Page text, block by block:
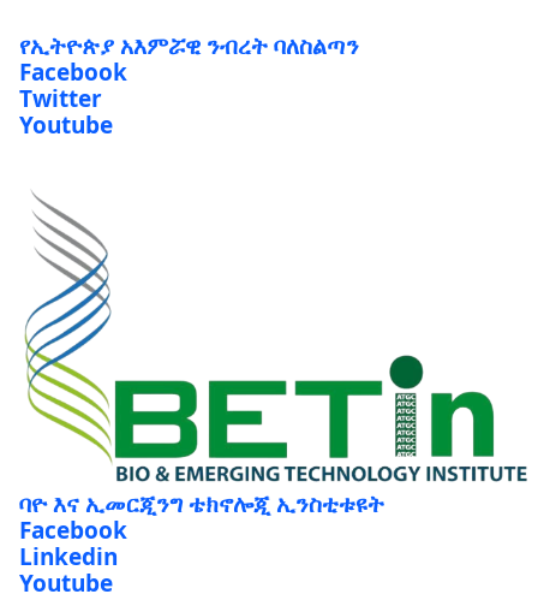
የኢትዮጵያ አእምሯዊ ንብረት ባለስልጣን
Facebook
Twitter
Youtube
ባዮ እና ኢመርጂንግ ቴክኖሎጂ ኢንስቲቱዩት
Facebook
Linkedin
Youtube